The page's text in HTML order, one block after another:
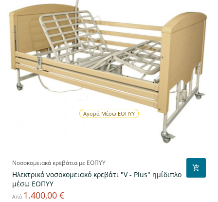
Αγορά Μέσω ΕΟΠΥΥ
Νοσοκομειακά κρεβάτια με ΕΟΠΥΥ
Ηλεκτρικό νοσοκομειακό κρεβάτι "V - Plus" ημίδιπλο
μέσω ΕΟΠΥΥ
Από Τιμή
1.400,00 €